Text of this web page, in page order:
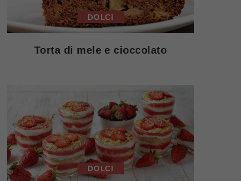
DOLCI
Torta di mele e cioccolato
DOLCI